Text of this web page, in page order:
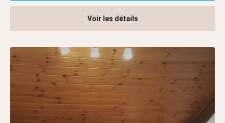
Voir les détails